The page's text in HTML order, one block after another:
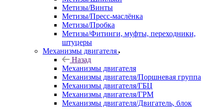
Метизы/Винты
Метизы/Пресс-маслёнка
Метизы/Пробка
Метизы/Фитинги, муфты, переходники,
штуцеры
Механизмы двигателя
Назад
Механизмы двигателя
Механизмы двигателя/Поршневая группа
Механизмы двигателя/ГБЦ
Механизмы двигателя/ГРМ
Механизмы двигателя/Двигатель, блок